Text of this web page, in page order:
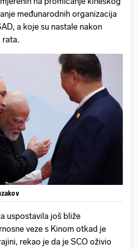
međunarodnih organizacija
a koje su nastale nakon
rata.
uspostavila još bliže
veze s Kinom otkad je
rekao je da je SCO oživio